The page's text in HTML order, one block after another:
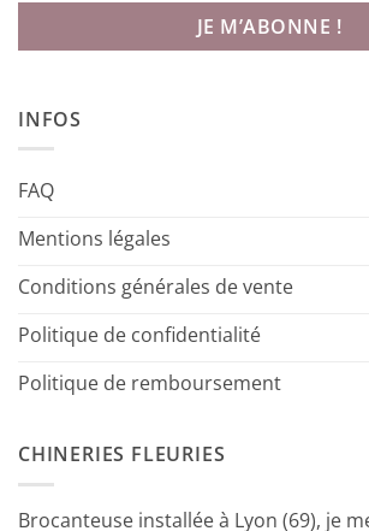
INFOS
FAQ
Mentions légales
Conditions générales de vente
Politique de confidentialité
Politique de remboursement
CHINERIES FLEURIES
Brocanteuse installée à Lyon (69), je